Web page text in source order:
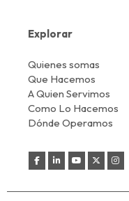
Explorar
Quienes somas
Que Hacemos
A Quien Servimos
Como Lo Hacemos
Dónde Operamos